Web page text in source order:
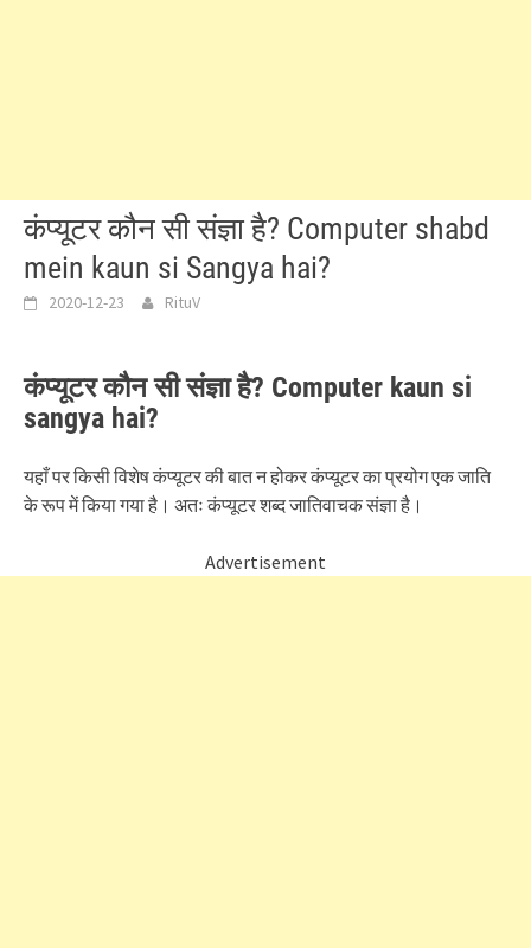
कंप्यूटर कौन सी संज्ञा है? Computer shabd
mein kaun si Sangya hai?
2020-12-23 RituV
कंप्यूटर कौन सी संज्ञा है? Computer kaun si
sangya hai?
यहाँ पर किसी विशेष कंप्यूटर की बात न होकर कंप्यूटर का प्रयोग एक जाति
के रूप में किया गया है। अतः कंप्यूटर शब्द जातिवाचक संज्ञा है।
Advertisement